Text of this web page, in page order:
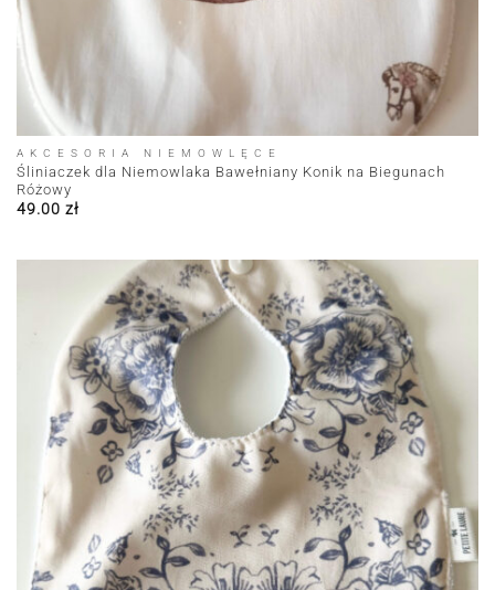
AKCESORIA NIEMOWLĘCE
Śliniaczek dla Niemowlaka Bawełniany Konik na Biegunach
Różowy
49.00 zł